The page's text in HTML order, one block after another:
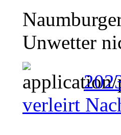
Unwetter
verleirt